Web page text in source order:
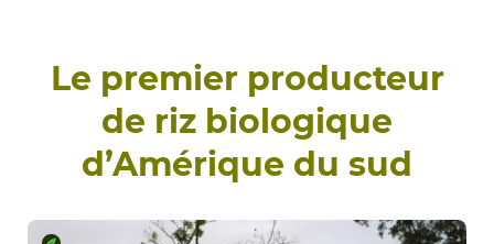
Le premier producteur
de riz biologique
d’Amérique du sud